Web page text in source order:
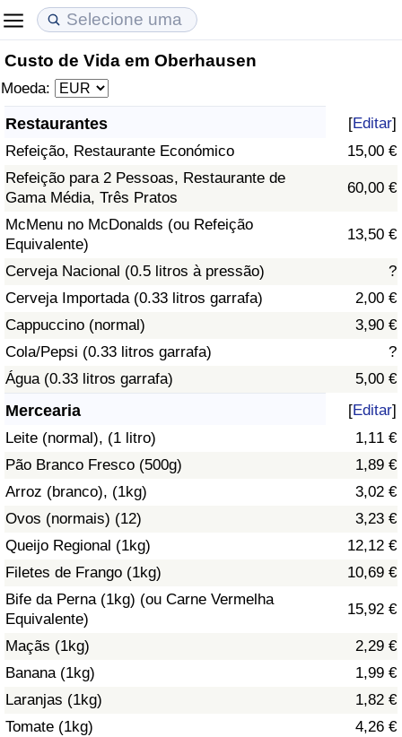
Custo de Vida em Oberhausen
Moeda:
Restaurantes [Editar]
Refeição, Restaurante Económico
15,00 €
Refeição para 2 Pessoas, Restaurante de
Gama Média, Três Pratos
60,00 €
McMenu no McDonalds (ou Refeição
Equivalente)
13,50 €
Cerveja Nacional (0.5 litros à pressão)
?
Cerveja Importada (0.33 litros garrafa)
2,00 €
Cappuccino (normal)
3,90 €
Cola/Pepsi (0.33 litros garrafa)
?
Água (0.33 litros garrafa)
5,00 €
Mercearia [Editar]
Leite (normal), (1 litro)
1,11 €
Pão Branco Fresco (500g)
1,89 €
Arroz (branco), (1kg)
3,02 €
Ovos (normais) (12)
3,23 €
Queijo Regional (1kg)
12,12 €
Filetes de Frango (1kg)
10,69 €
Bife da Perna (1kg) (ou Carne Vermelha
Equivalente)
15,92 €
Maçãs (1kg)
2,29 €
Banana (1kg)
1,99 €
Laranjas (1kg)
1,82 €
Tomate (1kg)
4,26 €
Custo de Vida
Indicador de Custo de Vida
Indicador de Custo de Vida Por País
em Aqaba
Preços de Imóveis
Indicador de Preços de Imóveis
Indicador de Preços de Imóveis por País
Qualidade de Vida
Indicador de Qualidade de Vida (Atual)
Índice de qualidade de vida por país
Crime
Taxa do Indicador de Crime (Atual)
Indicador de Crime
Índice de criminalidade por país
Saúde
Indicador de Saúde (Atual)
Indicador de Saúde
Indicador de Saúde por País
Poluição
Índice de poluição